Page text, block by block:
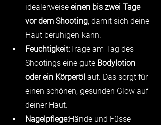
idealerweise einen bis zwei Tage
vor dem Shooting, damit sich deine
Haut beruhigen kann.
Feuchtigkeit:Trage am Tag des
Shootings eine gute Bodylotion
oder ein Körperöl auf. Das sorgt für
einen schönen, gesunden Glow auf
deiner Haut.
Nagelpflege:Hände und Füsse